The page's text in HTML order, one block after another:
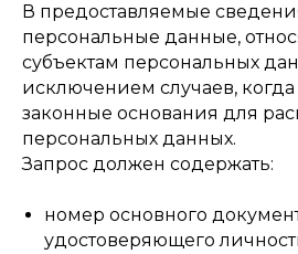
В предоставляемые
персональные данные,
субъектам персональных
исключением случаев,
законные основания для
персональных данных.
Запрос должен содержать:
номер основного
удостоверяющего